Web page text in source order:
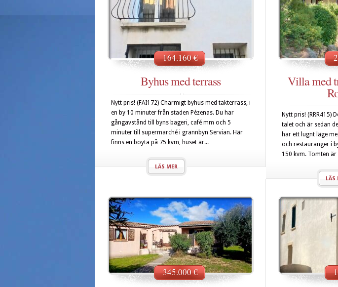
164.160 €
Byhus med terrass
Nytt pris! (FAI172) Charmigt byhus med takterrass, i
en by 10 minuter från staden Pèzenas. Du har
gångavstånd till byns bageri, café mm och 5
minuter till supermarché i grannbyn Servian. Här
finns en boyta på 75 kvm, huset är...
LÄS MER
Villa med
Nytt pris! (RRR415)
talet och är sedan
har ett lugnt läge
och restauranger i
150 kvm. Tomten är
LÄS
345.000 €